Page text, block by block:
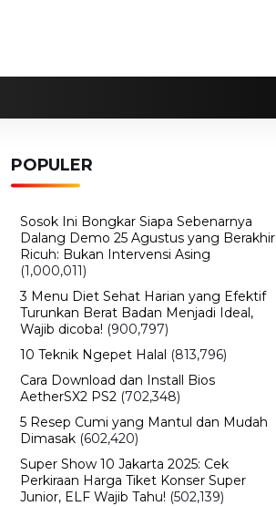
POPULER
Sosok Ini Bongkar Siapa Sebenarnya
Dalang Demo 25 Agustus yang Berakhir
Ricuh: Bukan Intervensi Asing
(1,000,011)
3 Menu Diet Sehat Harian yang Efektif
Turunkan Berat Badan Menjadi Ideal,
Wajib dicoba! (900,797)
10 Teknik Ngepet Halal (813,796)
Cara Download dan Install Bios
AetherSX2 PS2 (702,348)
5 Resep Cumi yang Mantul dan Mudah
Dimasak (602,420)
Super Show 10 Jakarta 2025: Cek
Perkiraan Harga Tiket Konser Super
Junior, ELF Wajib Tahu! (502,139)